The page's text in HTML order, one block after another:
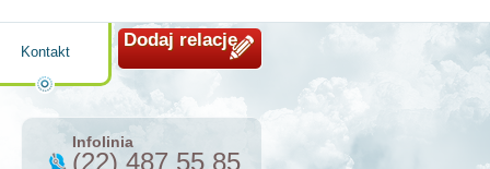
Dodaj relację
Kontakt
Infolinia
(22) 487 55 85